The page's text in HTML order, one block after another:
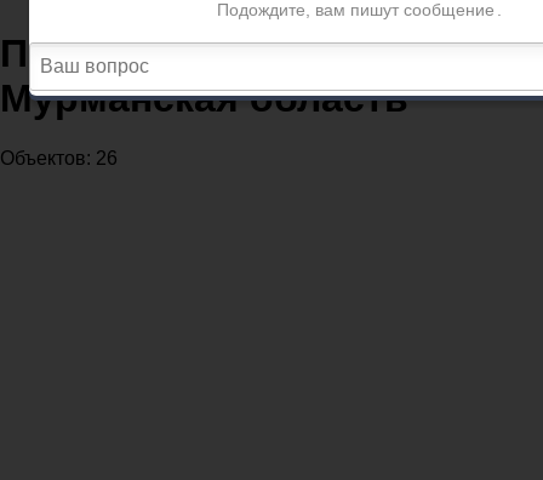
Прокуратуры в регионе
Мурманская область
Объектов: 26